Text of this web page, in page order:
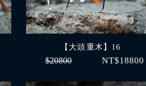
【大頭 重木】16
$20800 NT$18800